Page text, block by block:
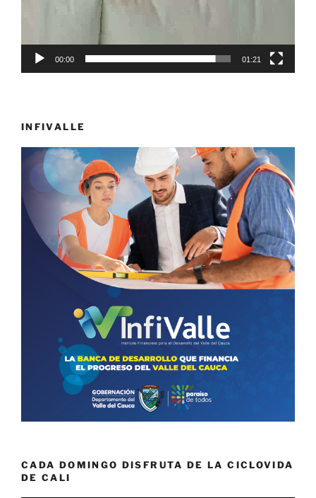
00:00 01:21
INFIVALLE
CADA DOMINGO DISFRUTA DE LA CICLOVIDA
DE CALI